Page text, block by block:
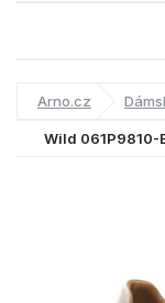
Arno.cz
Wild 061P9810-